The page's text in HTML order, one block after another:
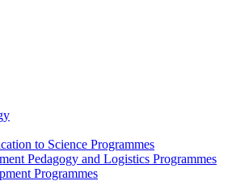
to Science Programmes
Pedagogy and Logistics Programmes
Programmes